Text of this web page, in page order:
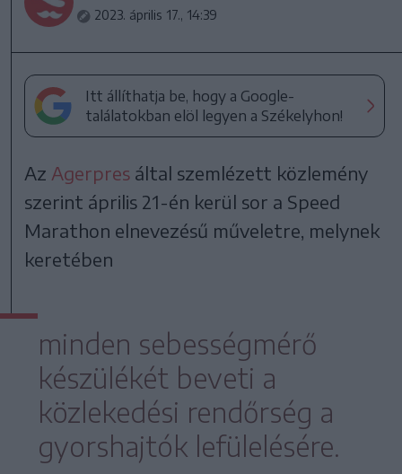
2023. április 17., 14:39
Itt állíthatja be, hogy a Google-
találatokban elöl legyen a Székelyhon!
Az Agerpres által szemlézett közlemény
szerint április 21-én kerül sor a Speed
Marathon elnevezésű műveletre, melynek
keretében
minden sebességmérő
készülékét beveti a
közlekedési rendőrség a
gyorshajtók lefülelésére.